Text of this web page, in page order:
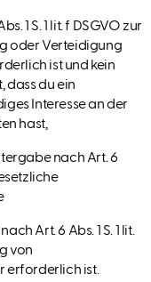
1 S. 1 lit. f DSGVO zur
oder Verteidigung
ist und kein
dass du ein
Interesse an der
hast,
nach Art. 6
Art. 6 Abs. 1 S. 1 lit.
von
erforderlich ist.